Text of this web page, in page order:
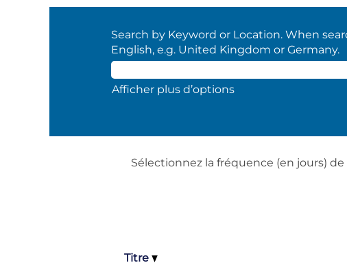
Search by Keyword or Location. When
English, e.g. United Kingdom or Germany.
Afficher plus d’options
Sélectionnez la fréquence (en jours)
Titre